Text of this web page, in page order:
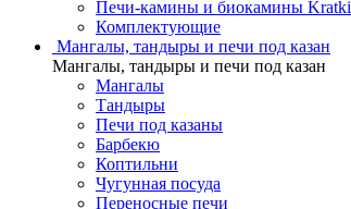
Печи-камины и биокамины Kratki
Комплектующие
Мангалы, тандыры и печи под казан
Мангалы, тандыры и печи под казан
Мангалы
Тандыры
Печи под казаны
Барбекю
Коптильни
Чугунная посуда
Переносные печи